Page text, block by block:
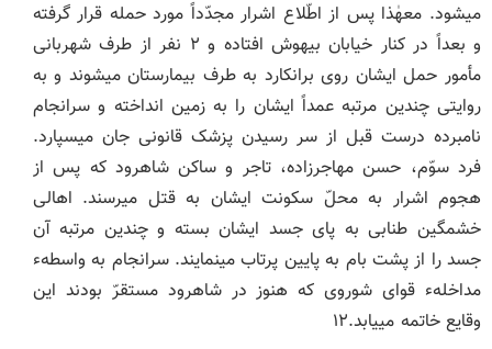
می‏شود. معهٰذا پس از اطّلاع اشرار مجدّداً مورد حمله قرار گرفته
و بعداً در کنار خیابان بیهوش افتاده و ۲ نفر از طرف شهربانی
مأمور حمل ایشان روی برانکارد به طرف بیمارستان می‏شوند و به
روایتی چندین مرتبه عمداً ایشان را به زمین انداخته و سرانجام
نامبرده درست قبل از سر رسیدن پزشک قانونی جان می‏سپارد.
فرد سوّم، حسن مهاجرزاده، تاجر و ساکن شاهرود که پس از
هجوم اشرار به محلّ سکونت ایشان به قتل می‏رسند. اهالی
خشمگین طنابی به پای جسد ایشان بسته و چندین مرتبه آن
جسد را از پشت بام به پایین پرتاب می‏نمایند. سرانجام به واسطهء
مداخلهء قوای شوروی که هنوز در شاهرود مستقرّ بودند این
وقایع خاتمه می‏یابد.۱۲